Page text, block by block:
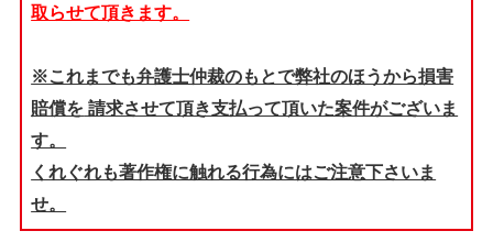
取らせて頂きます。
※これまでも弁護士仲裁のもとで弊社のほうから損害
賠償を 請求させて頂き支払って頂いた案件がございま
す。
くれぐれも著作権に触れる行為にはご注意下さいま
せ。